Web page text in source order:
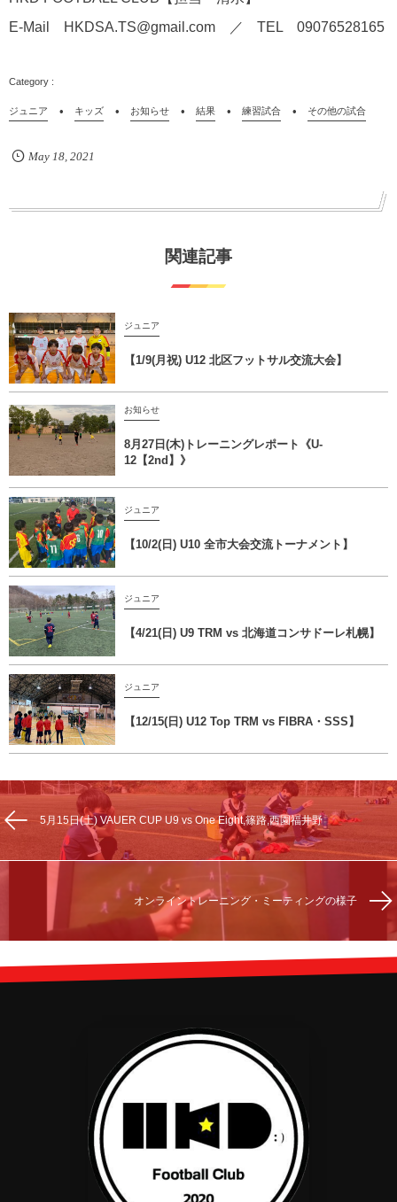
E-Mail HKDSA.TS@gmail.com ／ TEL 09076528165
ジュニア キッズ お知らせ 結果 練習試合 その他の試合
May 18, 2021
関連記事
ジュニア
【1/9(月祝) U12 北区フットサル交流大会】
お知らせ
8月27日(木)トレーニングレポート《U-
12【2nd】》
ジュニア
【10/2(日) U10 全市大会交流トーナメント】
ジュニア
【4/21(日) U9 TRM vs 北海道コンサドーレ札幌】
ジュニア
【12/15(日) U12 Top TRM vs FIBRA・SSS】
5月15日(土) VAUER CUP U9 vs One Eight,篠路,西園福井野
オンライントレーニング・ミーティングの様子